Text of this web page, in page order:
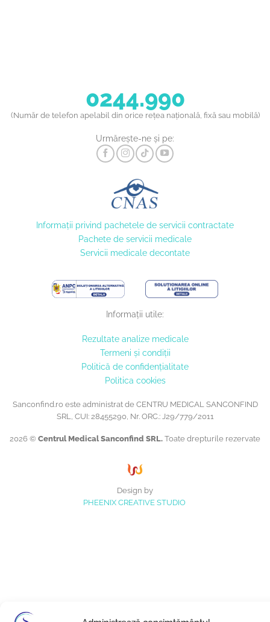
0244.990
(Număr de telefon apelabil din orice rețea națională, fixă sau mobilă)
Urmărește-ne și pe:
Informaţii privind pachetele de servicii contractate
Pachete de servicii medicale
Servicii medicale decontate
Informații utile:
Rezultate analize medicale
Termeni și condiții
Politică de confidențialitate
Politica cookies
Sanconfind.ro este administrat de CENTRU MEDICAL SANCONFIND
SRL, CUI: 28455290, Nr. ORC.: J29/779/2011
2026 © Centrul Medical Sanconfind SRL. Toate drepturile rezervate
Design by
PHEENIX CREATIVE STUDIO